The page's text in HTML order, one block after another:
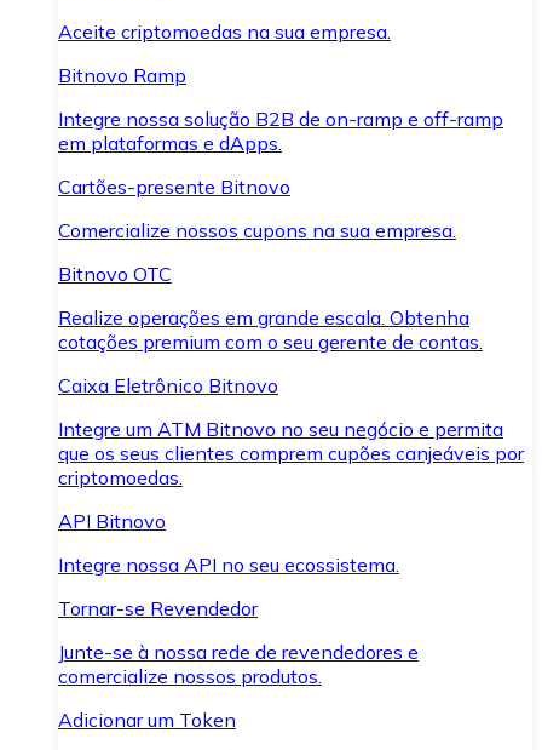
Aceite criptomoedas na sua empresa.
Bitnovo Ramp
Integre nossa solução B2B de on-ramp e off-ramp
em plataformas e dApps.
Cartões-presente Bitnovo
Comercialize nossos cupons na sua empresa.
Bitnovo OTC
Realize operações em grande escala. Obtenha
cotações premium com o seu gerente de contas.
Caixa Eletrônico Bitnovo
Integre um ATM Bitnovo no seu negócio e permita
que os seus clientes comprem cupões canjeáveis por
criptomoedas.
API Bitnovo
Integre nossa API no seu ecossistema.
Tornar-se Revendedor
Junte-se à nossa rede de revendedores e
comercialize nossos produtos.
Adicionar um Token